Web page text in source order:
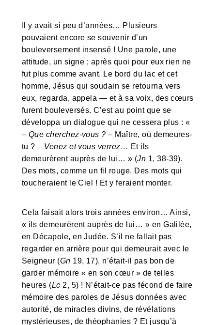
Il y avait si peu d’années… Plusieurs
pouvaient encore se souvenir d’un
bouleversement insensé ! Une parole, une
attitude, un signe ; après quoi pour eux rien ne
fut plus comme avant. Le bord du lac et cet
homme, Jésus qui soudain se retourna vers
eux, regarda, appela — et à sa voix, des cœurs
furent bouleversés. C’est au point que se
développa un dialogue qui ne cessera plus : «
– Que cherchez-vous ? – Maître, où demeures-
tu ? – Venez et vous verrez… Et ils
demeurèrent auprès de lui… » (Jn 1, 38-39).
Des mots, comme un fil rouge. Des mots qui
toucheraient le Ciel ! Et y feraient monter.
Cela faisait alors trois années environ… Ainsi,
« ils demeurèrent auprès de lui… » en Galilée,
en Décapole, en Judée. S’il ne fallait pas
regarder en arrière pour qui demeurait avec le
Seigneur (Gn 19, 17), n’était-il pas bon de
garder mémoire « en son cœur » de telles
heures (Lc 2, 5) ! N’était-ce pas fécond de faire
mémoire des paroles de Jésus données avec
autorité, de miracles divins, de révélations
mystérieuses, de théophanies ? Et jusqu’à